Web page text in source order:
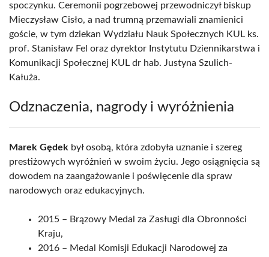
spoczynku. Ceremonii pogrzebowej przewodniczył biskup
Mieczysław Cisło, a nad trumną przemawiali znamienici
goście, w tym dziekan Wydziału Nauk Społecznych KUL ks.
prof. Stanisław Fel oraz dyrektor Instytutu Dziennikarstwa i
Komunikacji Społecznej KUL dr hab. Justyna Szulich-
Kałuża.
Odznaczenia, nagrody i wyróżnienia
Marek Gędek był osobą, która zdobyła uznanie i szereg
prestiżowych wyróżnień w swoim życiu. Jego osiągnięcia są
dowodem na zaangażowanie i poświęcenie dla spraw
narodowych oraz edukacyjnych.
2015 – Brązowy Medal za Zasługi dla Obronności
Kraju,
2016 – Medal Komisji Edukacji Narodowej za